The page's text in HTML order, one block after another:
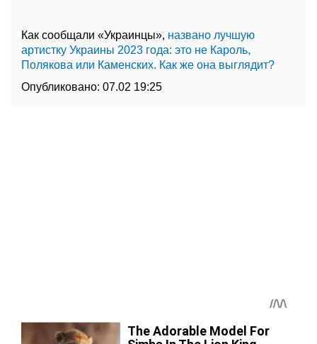
Как сообщали «Украинцы», названо лучшую
артистку Украины 2023 года: это не Кароль,
Полякова или Каменских. Как же она выглядит?
Опубликовано: 07.02 19:25